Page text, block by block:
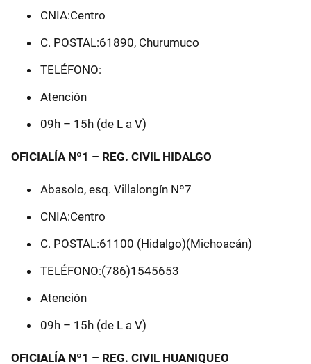
CNIA:Centro
C. POSTAL:61890, Churumuco
TELÉFONO:
Atención
09h – 15h (de L a V)
OFICIALÍA Nº1 – REG. CIVIL HIDALGO
Abasolo, esq. Villalongín Nº7
CNIA:Centro
C. POSTAL:61100 (Hidalgo)(Michoacán)
TELÉFONO:(786)1545653
Atención
09h – 15h (de L a V)
OFICIALÍA Nº1 – REG. CIVIL HUANIQUEO